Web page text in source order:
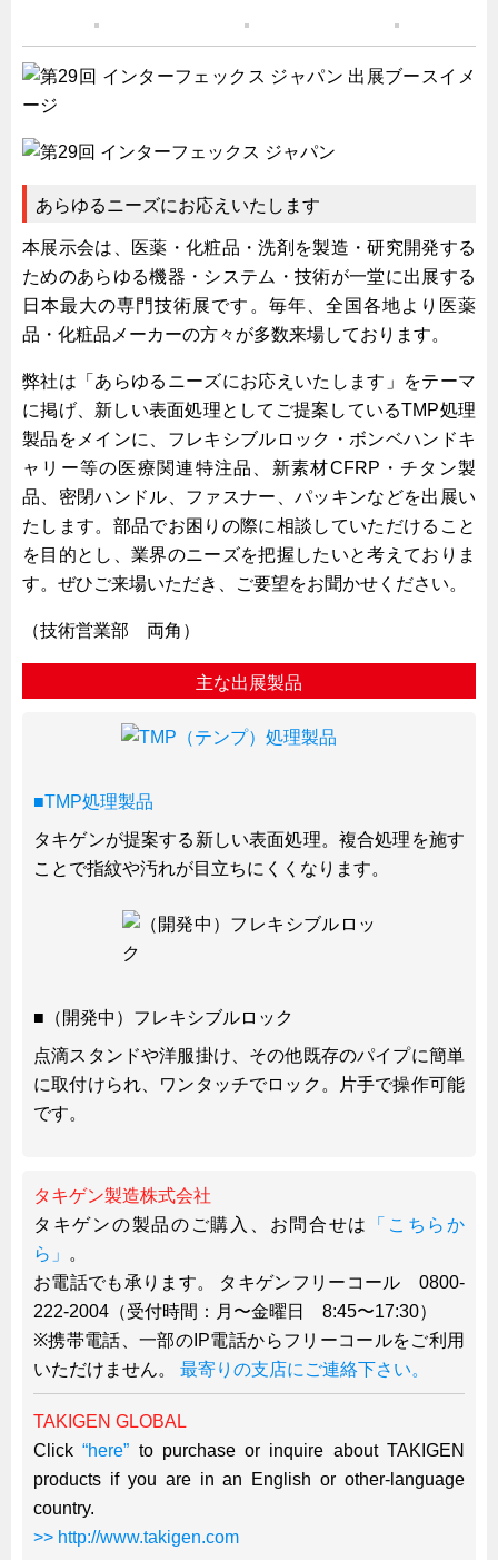
サーバーラック・エンクロジャー
特装車・バス・トラック関連
フリーザー・フードマシナリー関連
鉄道車両・駅舎関連
連載
営業、丸ごとフカボリ
新製品開発最前線
Before After
隠れた名品
旬の野菜とタキゲン製品
PICK UP NEWS
ポンチ絵の基礎と描き方
図面の見方・書き方
キャビネット工業会規格「CA300」集中講義
ズバッとお悩み解決 テクニカル Q and A
瀧源点回帰
光る技術！未来へのモノづくり
ちょっとユニークなお客様
ECOLOGY NEWS SCRAMBLE
わが街わが支店
ニッポン再発見
あれこれWATCH
４コマ漫画 のんきなのんちゃん
CATEGORY タキゲンinfo.
お知らせ
工場見学
海外出張
社外セミナー
タキゲンの歴史
110周年企画
タキスポ
タキ旅レポ
タキネタ
あらゆるニーズにお応えいたします
本展示会は、医薬・化粧品・洗剤を製造・研究開発する
ためのあらゆる機器・システム・技術が一堂に出展する
日本最大の専門技術展です。毎年、全国各地より医薬
品・化粧品メーカーの方々が多数来場しております。
弊社は「あらゆるニーズにお応えいたします」をテーマ
に掲げ、新しい表面処理としてご提案しているTMP処理
製品をメインに、フレキシブルロック・ボンベハンドキ
ャリー等の医療関連特注品、新素材CFRP・チタン製
品、密閉ハンドル、ファスナー、パッキンなどを出展い
たします。部品でお困りの際に相談していただけること
を目的とし、業界のニーズを把握したいと考えておりま
す。ぜひご来場いただき、ご要望をお聞かせください。
（技術営業部 両角）
主な出展製品
■TMP処理製品
タキゲンが提案する新しい表面処理。複合処理を施す
ことで指紋や汚れが目立ちにくくなります。
■（開発中）フレキシブルロック
点滴スタンドや洋服掛け、その他既存のパイプに簡単
に取付けられ、ワンタッチでロック。片手で操作可能
です。
タキゲン製造株式会社
タキゲンの製品のご購入、お問合せは
「こちらか
ら」
。
お電話でも承ります。 タキゲンフリーコール 0800-
222-2004（受付時間：月〜金曜日 8:45〜17:30）
※携帯電話、一部のIP電話からフリーコールをご利用
いただけません。 最寄りの支店にご連絡下さい。
TAKIGEN GLOBAL
Click “here” to purchase or inquire about TAKIGEN
products if you are in an English or other-language
country.
>> http://www.takigen.com